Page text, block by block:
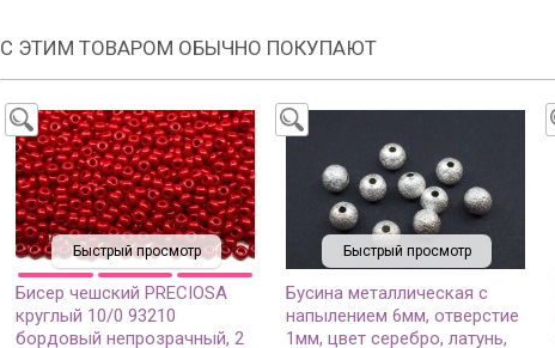
С ЭТИМ ТОВАРОМ ОБЫЧНО ПОКУПАЮТ
Быстрый просмотр
Бисер чешский PRECIOSA
круглый 10/0 93210
бордовый непрозрачный, 2
Быстрый просмотр
Бусина металлическая с
напылением 6мм, отверстие
1мм, цвет серебро, латунь,